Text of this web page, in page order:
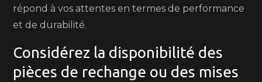
répond à vos attentes en termes de performance
et de durabilité.
Considérez la disponibilité des
pièces de rechange ou des mises